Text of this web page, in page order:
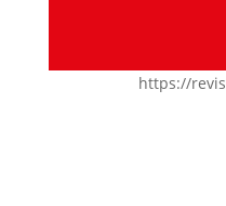
https://